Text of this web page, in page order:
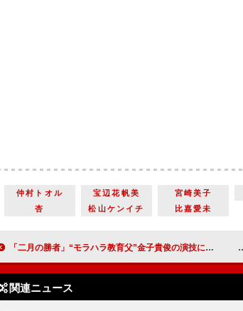
仲村トオル 宝辺花帆美 宮崎美子
杏
松山ケンイチ 比嘉愛未
「二月の勝者」“モラハラ教育父”金子貴俊の演技に反響 「強烈な毒親ぶりにおびえた」「子どもに悪影響しかない」
関連ニュース